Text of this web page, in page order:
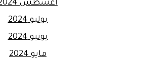
أغسطس 2024
يوليو 2024
يونيو 2024
مايو 2024